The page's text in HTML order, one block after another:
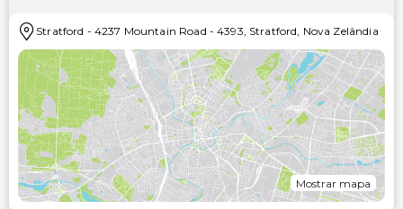
Stratford - 4237 Mountain Road -4393 Stratford Nova Zelândia
Mostrar mapa